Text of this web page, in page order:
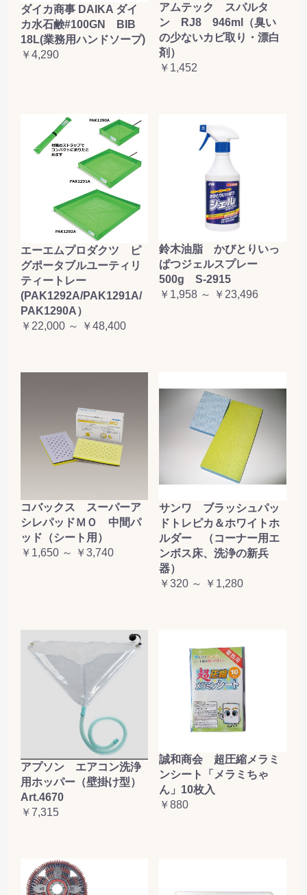
ダイカ商事 DAIKA ダイ
カ水石鹸#100GN BIB
18L(業務用ハンドソープ)
￥4,290
アムテック スパルタ
ン RJ8 946ml（臭い
の少ないカビ取り・漂白
剤）
￥1,452
エーエムプロダクツ ピ
グポータブルユーティリ
ティートレー
(PAK1292A/PAK1291A/
PAK1290A）
￥22,000 ～ ￥48,400
鈴木油脂 かびとりいっ
ぱつジェルスプレー
500g S-2915
￥1,958 ～ ￥23,496
コバックス スーパーア
シレパッドＭＯ 中間パ
ッド（シート用）
￥1,650 ～ ￥3,740
サンワ ブラッシュパッ
ドトレピカ＆ホワイトホ
ルダー （コーナー用エ
ンボス床、洗浄の新兵
器）
￥320 ～ ￥1,280
アプソン エアコン洗浄
用ホッパー（壁掛け型）
Art.4670
￥7,315
誠和商会 超圧縮メラミ
ンシート「メラミちゃ
ん」10枚入
￥880